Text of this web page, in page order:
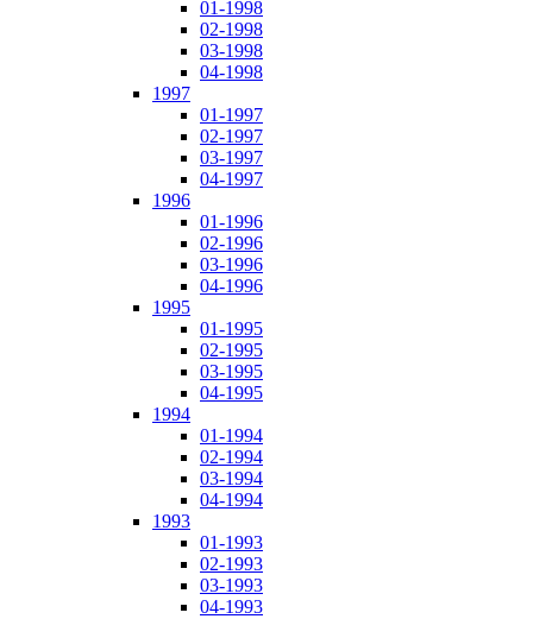
01-1998
02-1998
03-1998
04-1998
1997
01-1997
02-1997
03-1997
04-1997
1996
01-1996
02-1996
03-1996
04-1996
1995
01-1995
02-1995
03-1995
04-1995
1994
01-1994
02-1994
03-1994
04-1994
1993
01-1993
02-1993
03-1993
04-1993